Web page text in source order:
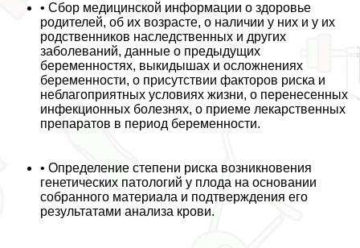
• Сбор медицинской информации о здоровье
родителей, об их возрасте, о наличии у них и у их
родственников наследственных и других
заболеваний, данные о предыдущих
беременностях, выкидышах и осложнениях
беременности, о присутствии факторов риска и
нeблагоприятных условиях жизни, о перенесенных
инфекционных болезнях, о приеме лекарственных
препаратов в период беременности.
• Определение степени риска возникновения
генетических патологий у плода на основании
собранного материала и подтверждения его
результатами анализа крови.